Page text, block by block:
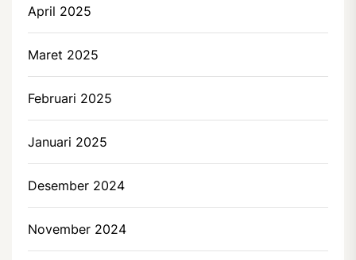
April 2025
Maret 2025
Februari 2025
Januari 2025
Desember 2024
November 2024